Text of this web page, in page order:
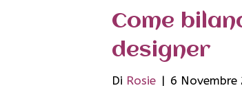
Come
designer
Di Rosie | 6 Novembre